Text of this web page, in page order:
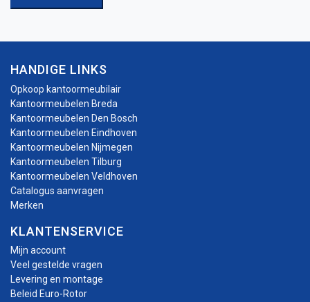
HANDIGE LINKS
Opkoop kantoormeubilair
Kantoormeubelen Breda
Kantoormeubelen Den Bosch
Kantoormeubelen Eindhoven
Kantoormeubelen Nijmegen
Kantoormeubelen Tilburg
Kantoormeubelen Veldhoven
Catalogus aanvragen
Merken
KLANTENSERVICE
Mijn account
Veel gestelde vragen
Levering en montage
Beleid Euro-Rotor